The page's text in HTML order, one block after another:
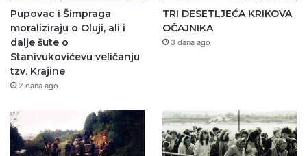
Pupovac i Šimpraga
moraliziraju o Oluji, ali i
dalje šute o
Stanivukovićevu veličanju
tzv. Krajine
2 dana ago
TRI DESETLJEĆA KRIKOVA
OČAJNIKA
3 dana ago